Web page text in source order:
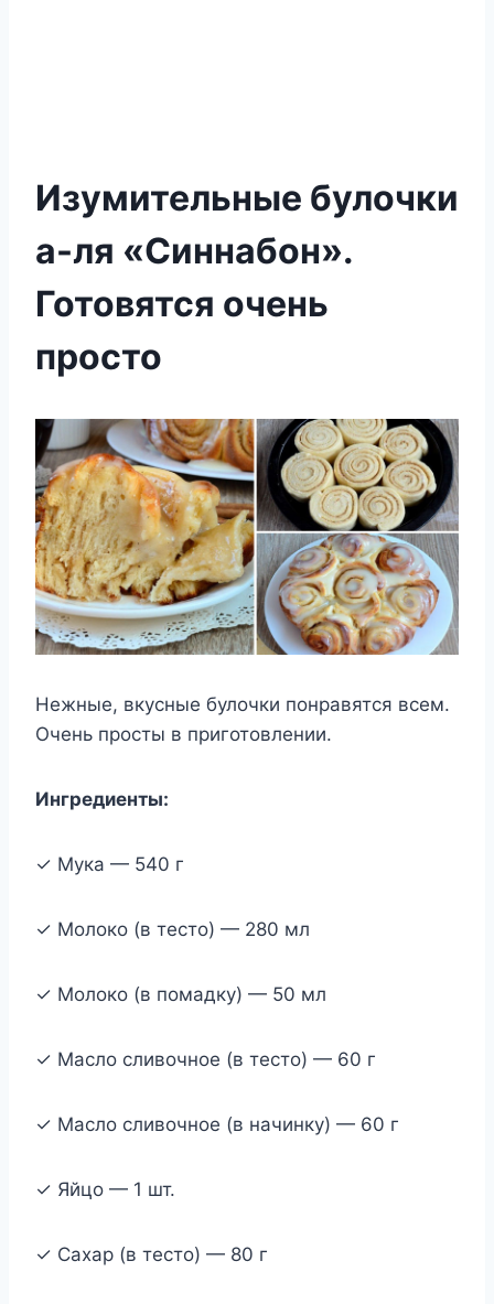
Изумительные булочки
а-ля «Синнабон».
Готовятся очень
просто
Нежные, вкусные булочки понравятся всем.
Очень просты в приготовлении.
Ингредиенты:
✓ Мука — 540 г
✓ Молоко (в тесто) — 280 мл
✓ Молоко (в помадку) — 50 мл
✓ Масло сливочное (в тесто) — 60 г
✓ Масло сливочное (в начинку) — 60 г
✓ Яйцо — 1 шт.
✓ Сахар (в тесто) — 80 г